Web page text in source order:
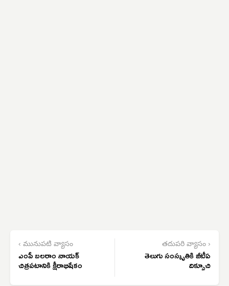
‹ మునుపటి వ్యాసం
ఎంపీ బలరాం నాయక్
చిత్రపటానికి క్షీరాభిషేకం
తదుపరి వ్యాసం ›
తెలుగు సంస్కృతికి జీటీఏ
దిక్సూచి